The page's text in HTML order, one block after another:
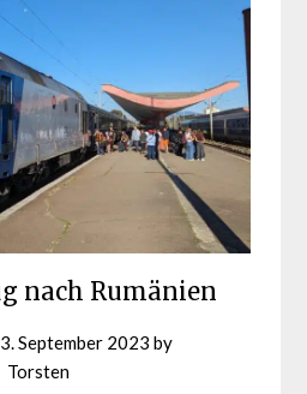
nach Rumänien
September 2023 by
Torsten